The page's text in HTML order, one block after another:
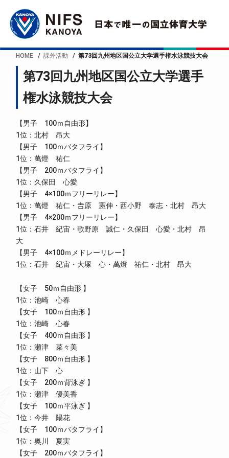
HOME 課外活動 第73回九州地区国公立大学選手権水泳競技大会
第73回九州地区国公立大学選手
権水泳競技大会
【男子 100ｍ自由形】
1位：北村 昂大
【男子 100ｍバタフライ】
1位：萬燈 祐仁
【男子 200ｍバタフライ】
1位：久保田 心愛
【男子 4×100ｍフリーリレー】
1位：萬燈 祐仁・𠮷原 憲伸・西小野 泰志・北村 昂大
【男子 4×200ｍフリーリレー】
1位：石井 紀宙・歌野原 誠仁・久保田 心愛・北村 昂
大
【男子 4×100ｍメドレーリレー】
1位：石井 紀宙・大塚 心・萬燈 祐仁・北村 昂大
【女子 50ｍ自由形 】
1位：池崎 心春
【女子 100ｍ自由形 】
1位：池崎 心春
【女子 400ｍ自由形 】
1位：瀬津 菜々美
【女子 800ｍ自由形 】
1位：山下 心
【女子 200ｍ背泳ぎ 】
1位：瀬津 優美香
【女子 100ｍ平泳ぎ 】
1位：今井 陽花
【女子 100ｍバタフライ】
1位：奥川 夏実
【女子 200ｍバタフライ】